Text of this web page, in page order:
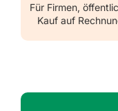
Für Firmen,
Kauf auf